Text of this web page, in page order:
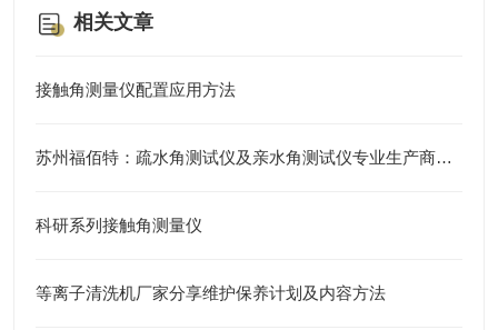
相关文章
接触角测量仪配置应用方法
苏州福佰特：疏水角测试仪及亲水角测试仪专业生产商的技术突破（附FAQ问答）
科研系列接触角测量仪
等离子清洗机厂家分享维护保养计划及内容方法